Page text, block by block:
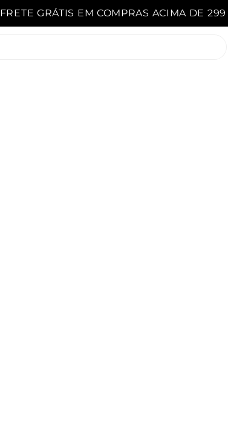
FRETE GRÁTIS EM COMPRAS ACIMA DE 299